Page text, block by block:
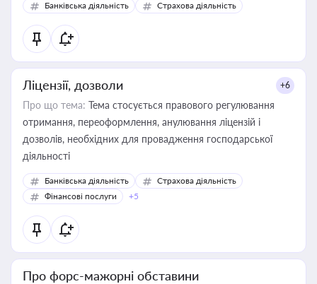
контрагентами
Банківська діяльність Страхова діяльність
Ліцензії, дозволи +6
Про що тема: Тема стосується правового регулювання
отримання, переоформлення, анулювання ліцензій і
дозволів, необхідних для провадження господарської
діяльності
Банківська діяльність
Страхова діяльність
Фінансові послуги
+5
Про форс-мажорні обставини